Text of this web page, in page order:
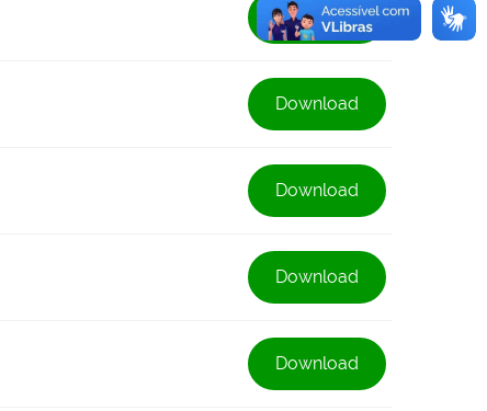
Download
Download
Download
Download
Download